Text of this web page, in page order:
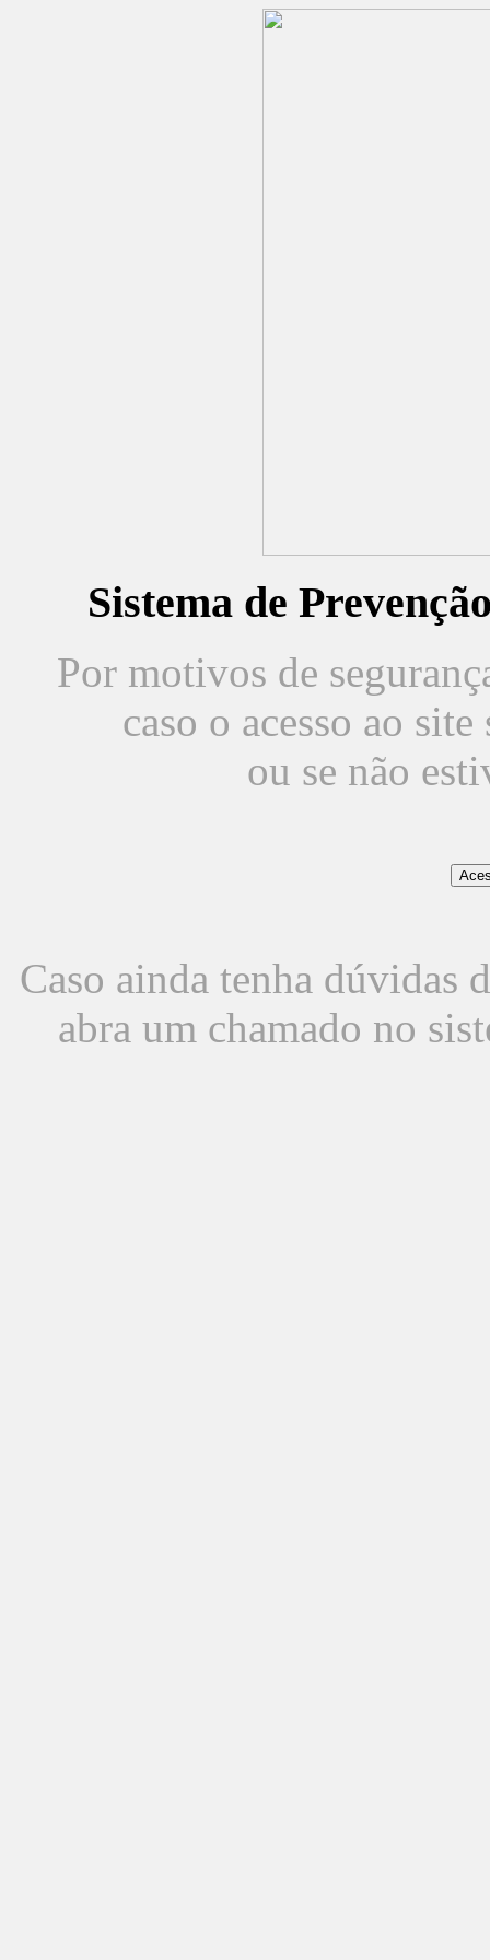
Sistema de
Por motivos de
caso o acesso ao
ou se não
Caso ainda tenha dúvidas
abra um chamado no